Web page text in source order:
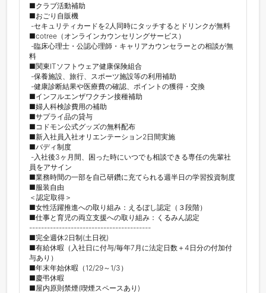
■クラブ活動補助
■おごり自販機
■cotree（オンラインカウンセリングサービス）
料
■関東ITソフトウェア健康保険組合
■インフルエンザワクチン接種補助
■婦人科検診費用の補助
■サプライ品の貸与
■コドモン公式グッズの無料配布
■新入社員入社オリエンテーション2日間実施
■バディ制度
員をアサイン
■業務時間の一部を自己研鑽に充てられる週半日の学習投資制度
■服装自由
＜認定取得＞
■女性活躍推進への取り組み：えるぼし認定（３段階）
■仕事と育児の両立支援への取り組み：くるみん認定
-----------------------------------------
■完全週休2日制(土日祝)
■有給休暇（入社日に付与/毎年7月に法定日数＋4日分の付加付
与あり）
■年末年始休暇（12/29～1/3）
■慶弔休暇
■屋内原則禁煙(喫煙スペースあり)